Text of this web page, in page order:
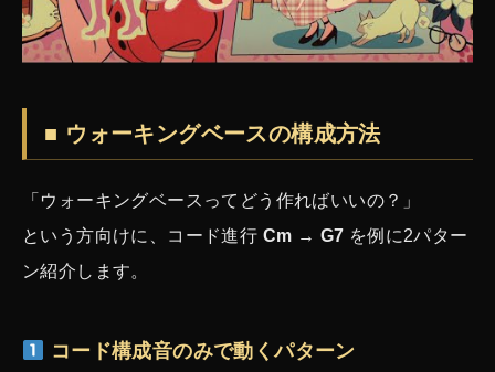
■ ウォーキングベースの構成方法
「ウォーキングベースってどう作ればいいの？」
という方向けに、コード進行 Cm → G7 を例に2パター
ン紹介します。
コード構成音のみで動くパターン